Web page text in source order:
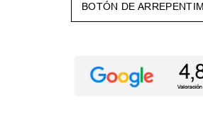
BOTÓN DE